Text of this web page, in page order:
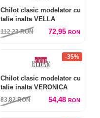
Chilot clasic modelator cu
talie inalta VELLA
112,23RON 72,95 RON
-35%
Chilot clasic modelator cu
talie inalta VERONICA
83,82RON 54,48 RON